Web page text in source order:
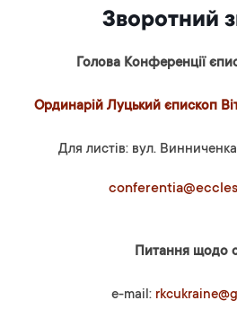
Зворотний
Голова Конференції
Ординарій Луцький єпископ
Для листів: вул.
Питання щодо
e-mail: